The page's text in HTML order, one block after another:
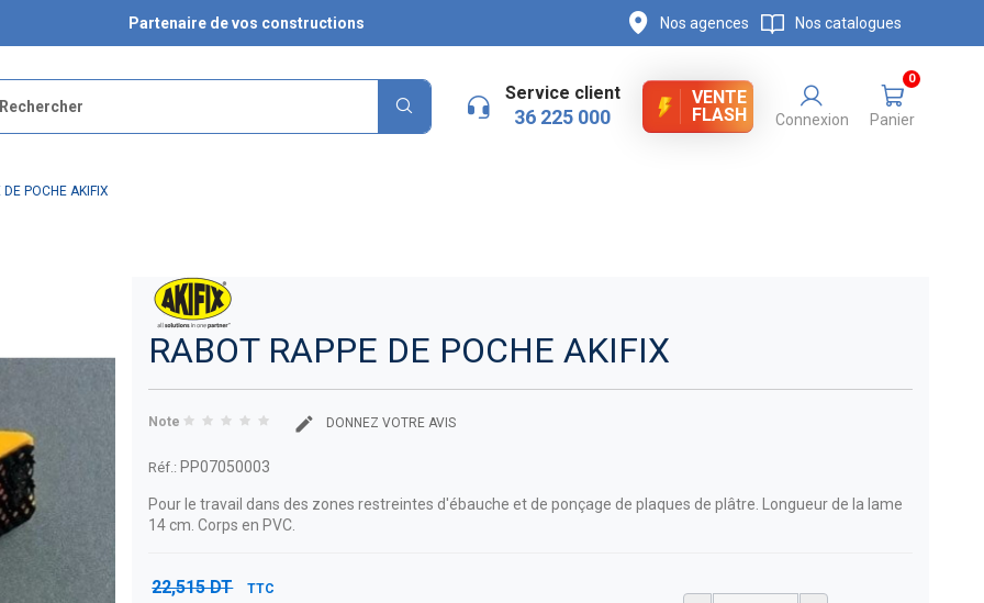
Partenaire de vos constructions Nos agences Nos catalogues
Service client
36 225 000
VENTE
FLASH
Connexion Panier
0
POCHE AKIFIX
RABOT RAPPE DE POCHE AKIFIX
Note DONNEZ VOTRE AVIS
Réf.: PP07050003
Pour le travail dans des zones restreintes d'ébauche et de ponçage de plaques de plâtre. Longueur de la lame
14 cm. Corps en PVC.
22,515 DT TTC